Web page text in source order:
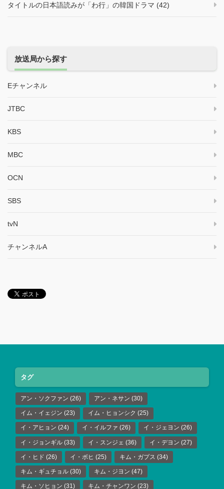
タイトルの日本語読みが「わ行」の韓国ドラマ (42)
放送局から探す
Eチャンネル
JTBC
KBS
MBC
OCN
SBS
tvN
チャンネルA
タグ
アン・ソクファン (26) アン・ネサン (30)
イム・イェジン (23) イム・ヒョンシク (25)
イ・アヒョン (24) イ・イルファ (26) イ・ジェヨン (26)
イ・ジョンギル (33) イ・スンジェ (36) イ・デヨン (27)
イ・ヒド (26) イ・ボヒ (25) キム・ガプス (34)
キム・ギュチョル (30) キム・ジヨン (47)
キム・ソヒョン (31) キム・チャンワン (23)